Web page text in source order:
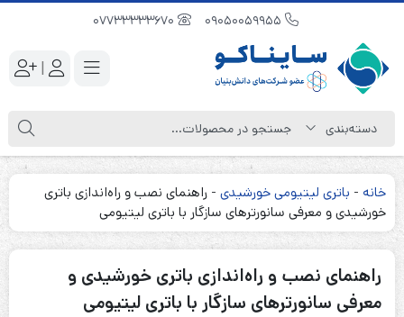
|
خانه - باتری لیتیومی خورشیدی - راهنمای نصب و راه‌اندازی باتری
خورشیدی و معرفی سانورترهای سازگار با باتری لیتیومی
راهنمای نصب و راه‌اندازی باتری خورشیدی و
معرفی سانورترهای سازگار با باتری لیتیومی